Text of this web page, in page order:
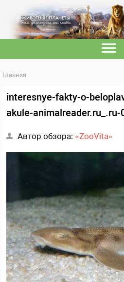
Главная
interesnye-fakty-o-
akule-animalreader.ru_.ru-
Автор обзора: «ZooVita»